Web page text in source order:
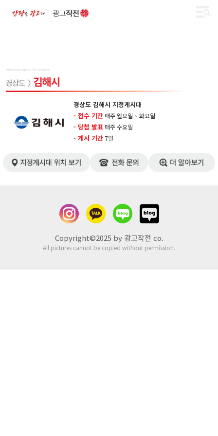
경상도 김해시 지정게시대
- 접수 기간 매주 월요일 ~ 화요일
- 당첨 발표 매주 수요일
- 게시 기간 ​7일
Copyright©2025 by 광고작전 co.
All pictures cannot be copied without permission.